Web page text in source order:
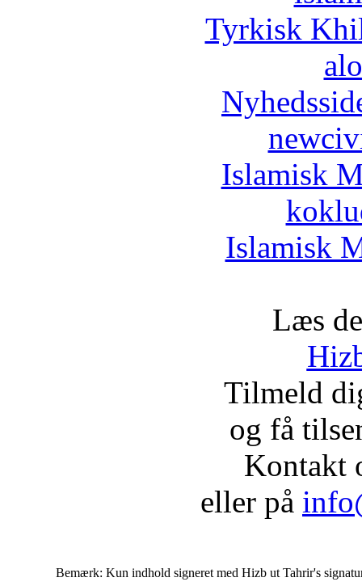
Tyrkisk
Islamisk
Islamisk
Læs
Tilmeld
og få
Kontakt
eller på
Bemærk: Kun indhold signeret med Hizb ut Tahrir's